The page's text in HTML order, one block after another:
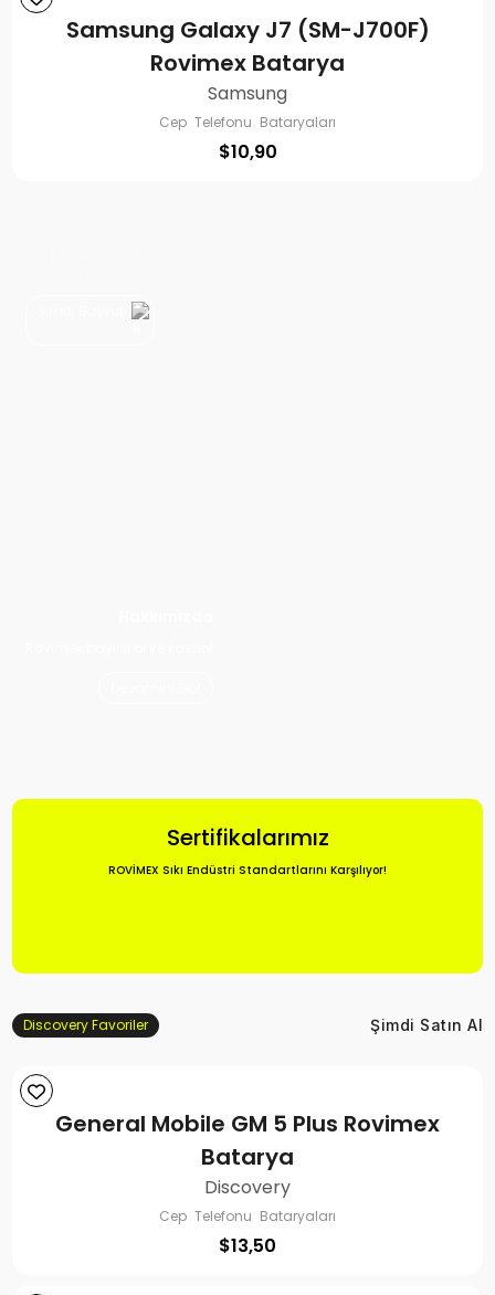
Samsung Galaxy J7 (SM-J700F)
Rovimex Batarya
Samsung
Cep Telefonu Bataryaları
$10,90
Sertifikalarımız
ROVİMEX Sıkı Endüstri Standartlarını Karşılıyor!
Discovery Favoriler Şimdi Satın Al
General Mobile GM 5 Plus Rovimex
Batarya
Discovery
Cep Telefonu Bataryaları
$13,50